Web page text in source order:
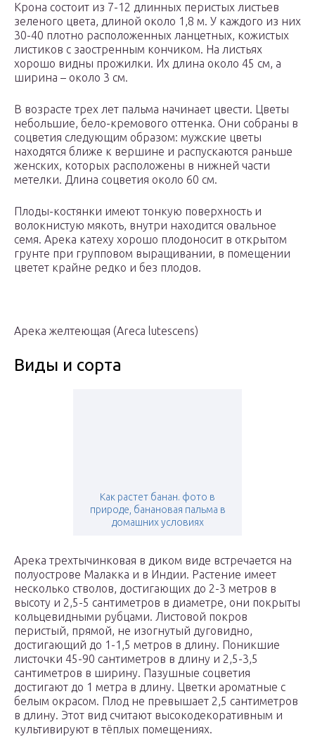
Крона состоит из 7-12 длинных перистых листьев
зеленого цвета, длиной около 1,8 м. У каждого из них
30-40 плотно расположенных ланцетных, кожистых
листиков с заостренным кончиком. На листьях
хорошо видны прожилки. Их длина около 45 см, а
ширина – около 3 см.
В возрасте трех лет пальма начинает цвести. Цветы
небольшие, бело-кремового оттенка. Они собраны в
соцветия следующим образом: мужские цветы
находятся ближе к вершине и распускаются раньше
женских, которых расположены в нижней части
метелки. Длина соцветия около 60 см.
Плоды-костянки имеют тонкую поверхность и
волокнистую мякоть, внутри находится овальное
семя. Арека катеху хорошо плодоносит в открытом
грунте при групповом выращивании, в помещении
цветет крайне редко и без плодов.
Арека желтеющая (Areca lutescens)
Виды и сорта
Как растет банан. фото в
природе, банановая пальма в
домашних условиях
Арека трехтычинковая в диком виде встречается на
полуострове Малакка и в Индии. Растение имеет
несколько стволов, достигающих до 2-3 метров в
высоту и 2,5-5 сантиметров в диаметре, они покрыты
кольцевидными рубцами. Листовой покров
перистый, прямой, не изогнутый дуговидно,
достигающий до 1-1,5 метров в длину. Поникшие
листочки 45-90 сантиметров в длину и 2,5-3,5
сантиметров в ширину. Пазушные соцветия
достигают до 1 метра в длину. Цветки ароматные с
белым окрасом. Плод не превышает 2,5 сантиметров
в длину. Этот вид считают высокодекоративным и
культивируют в тёплых помещениях.